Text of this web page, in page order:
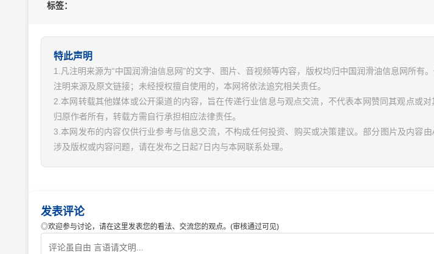
标签：
特此声明
1.凡注明来源为“中国润滑油信息网”的文字、图片、音视频等内容，版权均归中国润滑油信息网所有
注明来源及原文链接；未经授权擅自使用的，本网将依法追究相关责任。
2.本网转载其他媒体或公开渠道的内容，旨在传递行业信息与观点交流，不代表本网赞同其观点或
归原作者所有，转载方需自行承担相应法律责任。
3.本网发布的内容仅供行业参考与信息交流，不构成任何投资、购买或决策建议。部分图片及内容
涉及版权或内容问题，请在发布之日起7日内与本网联系处理。
发表评论
◎欢迎参与讨论，请在这里发表您的看法、交流您的观点。(审核通过可见)